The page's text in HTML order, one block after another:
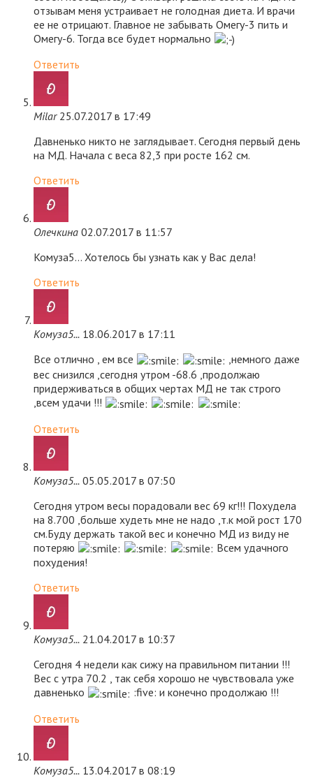
отзывам меня устраивает не голодная диета. И врачи
ее не отрицают. Главное не забывать Омегу-3 пить и
Омегу-6. Тогда все будет нормально
Ответить
Milar 25.07.2017 в 17:49
Давненько никто не заглядывает. Сегодня первый день
на МД. Начала с веса 82,3 при росте 162 см.
Ответить
Олечкина 02.07.2017 в 11:57
Комуза5… Хотелось бы узнать как у Вас дела!
Ответить
Комуза5... 18.06.2017 в 17:11
Все отлично , ем все
,немного даже
вес снизился ,сегодня утром -68.6 ,продолжаю
придерживаться в общих чертах МД не так строго
,всем удачи !!!
Ответить
Комуза5... 05.05.2017 в 07:50
Сегодня утром весы порадовали вес 69 кг!!! Похудела
на 8.700 ,больше худеть мне не надо ,т.к мой рост 170
см.Буду держать такой вес и конечно МД из виду не
потеряю
Всем удачного
похудения!
Ответить
Комуза5... 21.04.2017 в 10:37
Сегодня 4 недели как сижу на правильном питании !!!
Вес с утра 70.2 , так себя хорошо не чувствовала уже
давненько
:five: и конечно продолжаю !!!
Ответить
Комуза5... 13.04.2017 в 08:19